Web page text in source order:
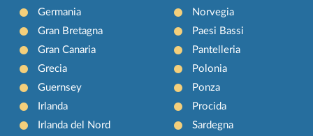
Germania
Gran Bretagna
Gran Canaria
Grecia
Guernsey
Irlanda
Irlanda del Nord
Norvegia
Paesi Bassi
Pantelleria
Polonia
Ponza
Procida
Sardegna